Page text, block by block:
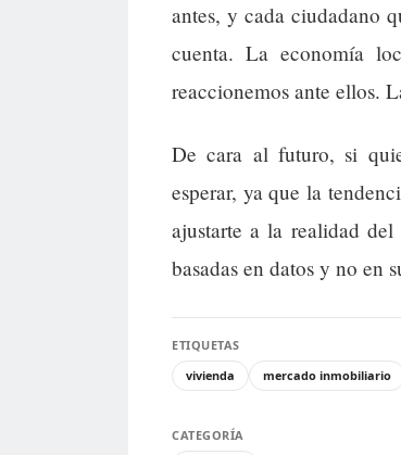
antes, y cada ciudadano
cuenta. La economía
reaccionemos ante ellos.
De cara al futuro, si
esperar, ya que la
ajustarte a la realidad
basadas en datos y no en
ETIQUETAS
vivienda
mercado inmobiliario
CATEGORÍA